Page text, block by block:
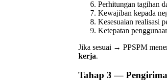
Perhitungan tagihan
Kewajiban kepada
Kesesuaian realisasi
Ketepatan
Jika sesuai → PPSPM
kerja.
Tahap 3 —